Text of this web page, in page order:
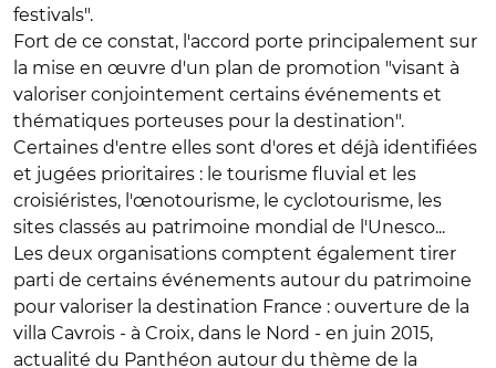
festivals".
Fort de ce constat, l'accord porte principalement sur
la mise en œuvre d'un plan de promotion "visant à
valoriser conjointement certains événements et
thématiques porteuses pour la destination".
Certaines d'entre elles sont d'ores et déjà identifiées
et jugées prioritaires : le tourisme fluvial et les
croisiéristes, l'œnotourisme, le cyclotourisme, les
sites classés au patrimoine mondial de l'Unesco...
Les deux organisations comptent également tirer
parti de certains événements autour du patrimoine
pour valoriser la destination France : ouverture de la
villa Cavrois - à Croix, dans le Nord - en juin 2015,
actualité du Panthéon autour du thème de la